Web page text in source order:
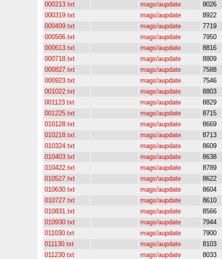
000213.txt
mags/aupdate
9026
000319.txt
mags/aupdate
8922
000409.txt
mags/aupdate
7719
000506.txt
mags/aupdate
7950
000613.txt
mags/aupdate
8816
000718.txt
mags/aupdate
8809
000827.txt
mags/aupdate
7588
000923.txt
mags/aupdate
7546
001022.txt
mags/aupdate
8803
001123.txt
mags/aupdate
8829
001225.txt
mags/aupdate
8715
010128.txt
mags/aupdate
8669
010218.txt
mags/aupdate
8713
010324.txt
mags/aupdate
8609
010403.txt
mags/aupdate
8638
010422.txt
mags/aupdate
8789
010527.txt
mags/aupdate
8622
010630.txt
mags/aupdate
8604
010727.txt
mags/aupdate
8610
010831.txt
mags/aupdate
8566
010930.txt
mags/aupdate
7944
011030.txt
mags/aupdate
7900
011130.txt
mags/aupdate
8103
011230.txt
mags/aupdate
8033